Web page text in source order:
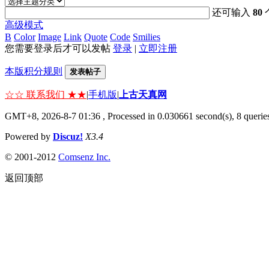
还可输入80
高级模式
B Color Image Link Quote Code Smilies
您需要登录后才可以发帖 登录 | 立即注册
本版积分规则 发表帖子
☆☆ 联系我们 ★★|手机版| 上古天真网
GMT+8, 2026-8-7 01:36 , Processed in 0.030661 second(s), 8
Powered by Discuz! X3.4
© 2001-2012 Comsenz Inc.
返回顶部